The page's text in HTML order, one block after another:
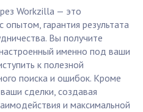
Workzilla — это
опытом, гарантия результата
Вы получите
именно под ваши
к полезной
поиска и ошибок. Кроме
сделки, создавая
и максимальной